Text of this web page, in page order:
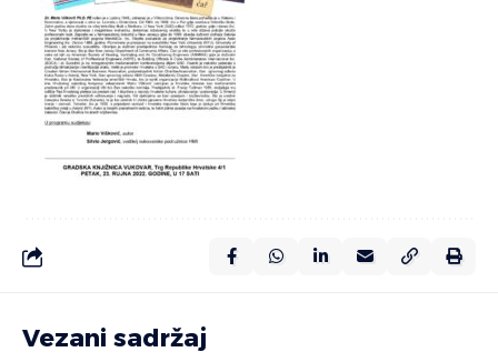
Vezani sadržaj